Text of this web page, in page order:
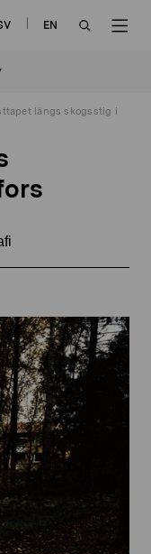
EN
längs skogsstig i